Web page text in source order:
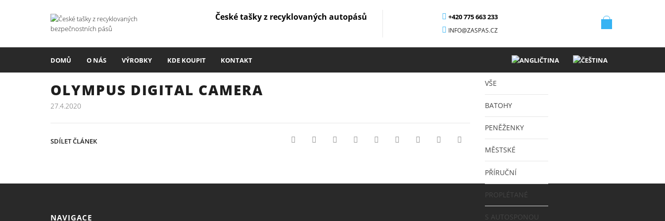
České tašky z recyklovaných autopásů +420 775 663 233
INFO@ZASPAS.CZ
DOMŮ O NÁS VÝROBKY KDE KOUPIT KONTAKT
OLYMPUS DIGITAL CAMERA
27.4.2020
SDÍLET ČLÁNEK
VŠE
BATOHY
PENĚŽENKY
MĚSTSKÉ
PŘÍRUČNÍ
PROPLÉTANÉ
S AUTOSPONOU
NAVIGACE